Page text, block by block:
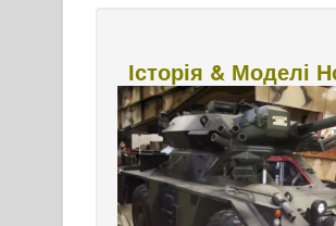
Історія & Моделі